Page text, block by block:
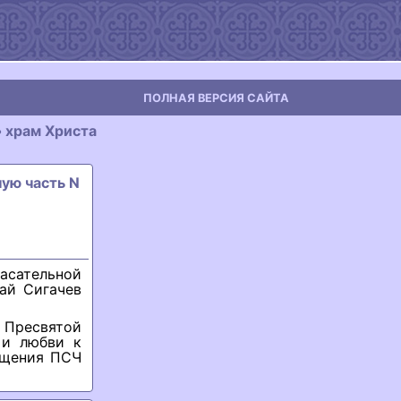
ПОЛНАЯ ВЕРСИЯ САЙТА
Хpиста
часть N
Сигачев
и любви к
ПСЧ